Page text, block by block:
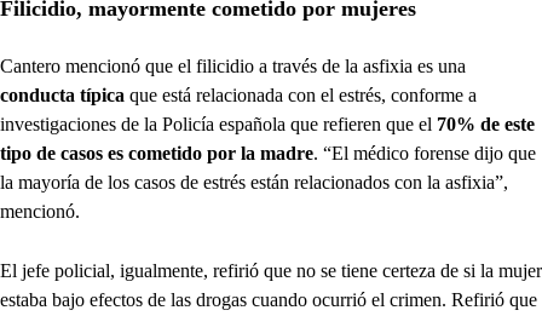
Filicidio, mayormente cometido por mujeres
Cantero mencionó que el filicidio a través de la asfixia es una
conducta típica que está relacionada con el estrés, conforme a
investigaciones de la Policía española que refieren que el 70% de este
tipo de casos es cometido por la madre. “El médico forense dijo que
la mayoría de los casos de estrés están relacionados con la asfixia”,
mencionó.
El jefe policial, igualmente, refirió que no se tiene certeza de si la mujer
estaba bajo efectos de las drogas cuando ocurrió el crimen. Refirió que